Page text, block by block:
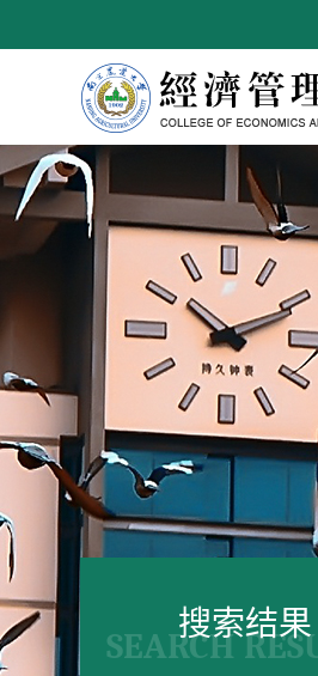
搜索结果
SEARCH